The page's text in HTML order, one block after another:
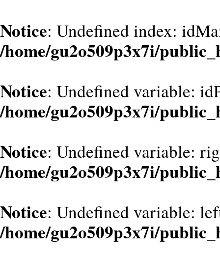
Notice: Undefined index:
/home/gu2o509p3x7i/
Notice: Undefined variable:
/home/gu2o509p3x7i/
Notice: Undefined variable:
/home/gu2o509p3x7i/
Notice: Undefined variable:
/home/gu2o509p3x7i/